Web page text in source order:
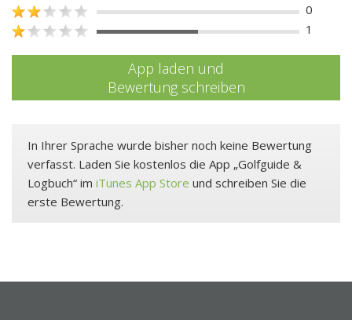
0
1
App laden und
Bewertung schreiben
In Ihrer Sprache wurde bisher noch keine Bewertung
verfasst. Laden Sie kostenlos die App „Golfguide &
Logbuch“ im iTunes App Store und schreiben Sie die
erste Bewertung.